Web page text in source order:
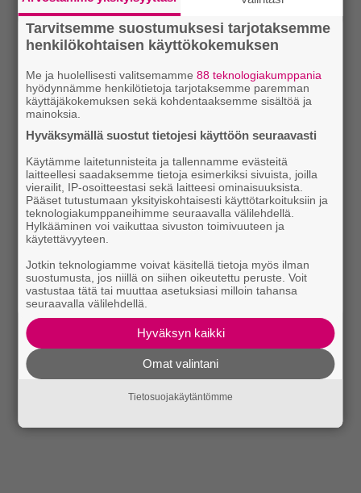
Tarvitsemme suostumuksesi tarjotaksemme
henkilökohtaisen käyttökokemuksen
Me ja huolellisesti valitsemamme88 teknologiakumppania
hyödynnämme henkilötietoja tarjotaksemme paremman
käyttäjäkokemuksen sekä kohdentaaksemme sisältöä ja
mainoksia.
Hyväksymällä suostut tietojesi käyttöön seuraavasti
Käytämme laitetunnisteita ja tallennamme evästeitä
laitteellesi saadaksemme tietoja esimerkiksi sivuista, joilla
vierailit, IP-osoitteestasi sekä laitteesi ominaisuuksista.
Pääset tutustumaan yksityiskohtaisesti käyttötarkoituksiin ja
teknologiakumppaneihimme seuraavalla välilehdellä.
Hylkääminen voi vaikuttaa sivuston toimivuuteen ja
käytettävyyteen.
Jotkin teknologiamme voivat käsitellä tietoja myös ilman
suostumusta, jos niillä on siihen oikeutettu peruste. Voit
vastustaa tätä tai muuttaa asetuksiasi milloin tahansa
seuraavalla välilehdellä.
Hyväksyn kaikki
Omat valintani
Tietosuojakäytäntömme